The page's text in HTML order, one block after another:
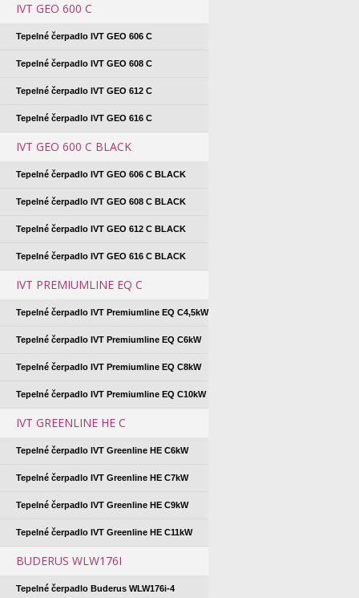
IVT GEO 600 C
Tepelné čerpadlo IVT GEO 606 C
Tepelné čerpadlo IVT GEO 608 C
Tepelné čerpadlo IVT GEO 612 C
Tepelné čerpadlo IVT GEO 616 C
IVT GEO 600 C BLACK
Tepelné čerpadlo IVT GEO 606 C BLACK
Tepelné čerpadlo IVT GEO 608 C BLACK
Tepelné čerpadlo IVT GEO 612 C BLACK
Tepelné čerpadlo IVT GEO 616 C BLACK
IVT PREMIUMLINE EQ C
Tepelné čerpadlo IVT Premiumline EQ C4,5kW
Tepelné čerpadlo IVT Premiumline EQ C6kW
Tepelné čerpadlo IVT Premiumline EQ C8kW
Tepelné čerpadlo IVT Premiumline EQ C10kW
IVT GREENLINE HE C
Tepelné čerpadlo IVT Greenline HE C6kW
Tepelné čerpadlo IVT Greenline HE C7kW
Tepelné čerpadlo IVT Greenline HE C9kW
Tepelné čerpadlo IVT Greenline HE C11kW
BUDERUS WLW176I
Tepelné čerpadlo Buderus WLW176i-4